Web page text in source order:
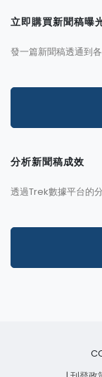
立即購買新聞稿曝
發一篇新聞稿透通到
分析新聞稿成效
透過Trek數據平台的